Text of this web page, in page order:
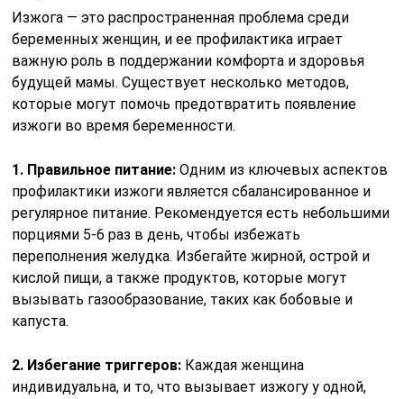
Изжога — это распространенная проблема среди
беременных женщин, и ее профилактика играет
важную роль в поддержании комфорта и здоровья
будущей мамы. Существует несколько методов,
которые могут помочь предотвратить появление
изжоги во время беременности.
1. Правильное питание: Одним из ключевых аспектов
профилактики изжоги является сбалансированное и
регулярное питание. Рекомендуется есть небольшими
порциями 5-6 раз в день, чтобы избежать
переполнения желудка. Избегайте жирной, острой и
кислой пищи, а также продуктов, которые могут
вызывать газообразование, таких как бобовые и
капуста.
2. Избегание триггеров: Каждая женщина
индивидуальна, и то, что вызывает изжогу у одной,